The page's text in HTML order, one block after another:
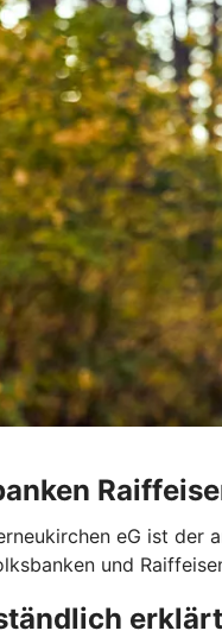
eG ist
und
erklärt